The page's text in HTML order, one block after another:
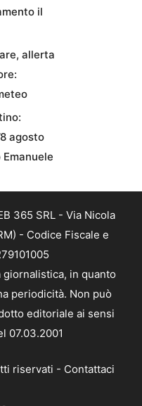
il
allerta
agosto
365 SRL - Via Nicola
- Codice Fiscale e
in quanto
periodicità. Non può
editoriale ai sensi
07.03.2001
riservati - Contattaci